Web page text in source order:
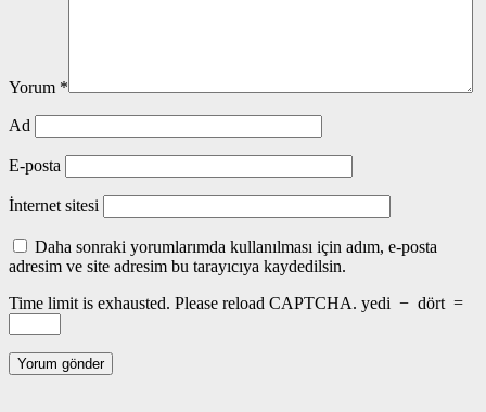
Yorum *
Ad
E-posta
İnternet sitesi
Daha sonraki yorumlarımda kullanılması için adım, e-posta
adresim ve site adresim bu tarayıcıya kaydedilsin.
Time limit is exhausted. Please reload CAPTCHA. yedi − dört =